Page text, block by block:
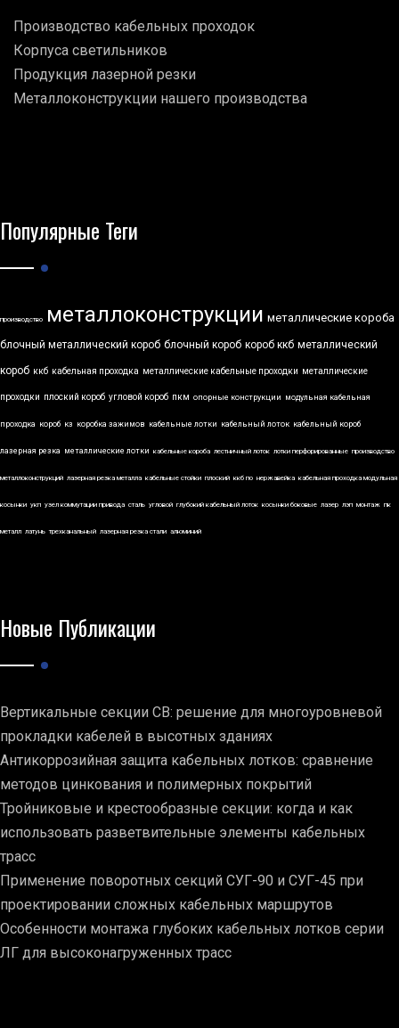
Производство кабельных проходок
Корпуса светильников
Продукция лазерной резки
Металлоконструкции нашего производства
Популярные Теги
производство металлоконструкции металлические короба
блочный металлический короб блочный короб короб ккб металлический
короб ккб кабельная проходка металлические кабельные проходки металлические
проходки плоский короб угловой короб пкм опорные конструкции модульная кабельная
проходка короб кз коробка зажимов кабельные лотки кабельный лоток кабельный короб
лазерная резка металлические лотки кабельные короба лестничный лоток лотки перфорированные производство
металлоконструкций лазерная резка металла кабельные стойки плоский ккб по нержавейка кабельная проходка модульная
косынки укп узел коммутации привода сталь угловой глубокий кабельный лоток косынки боковые лазер лэп монтаж пк
металл латунь трехканальный лазерная резка стали алюминий
Новые Публикации
Вертикальные секции СВ: решение для многоуровневой
прокладки кабелей в высотных зданиях
Антикоррозийная защита кабельных лотков: сравнение
методов цинкования и полимерных покрытий
Тройниковые и крестообразные секции: когда и как
использовать разветвительные элементы кабельных
трасс
Применение поворотных секций СУГ-90 и СУГ-45 при
проектировании сложных кабельных маршрутов
Особенности монтажа глубоких кабельных лотков серии
ЛГ для высоконагруженных трасс